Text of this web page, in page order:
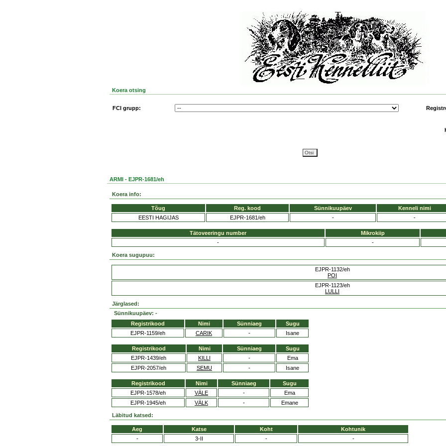
Koera otsing
FCI grupp:
ARMI - EJPR-1681/eh
Koera info:
Tõug Reg. kood Sünnikuupäev Kenneli nimi
EESTI HAGIJAS
EJPR-1681/eh - -
Tätoveeringu number Mikrokiip
-
-
Koera sugupuu:
EJPR-1132/eh
POI
EJPR-1123/eh
LULLI
Järglased:
Sünnikuupäev: -
Registrikood
Nimi Sünniaeg
Sugu
EJPR-1159/eh
CARIK - Isane
Registrikood Nimi Sünniaeg
Sugu
EJPR-1439/eh
KILLI -
Ema
EJPR-2057/eh
SEMU - Isane
Registrikood Nimi Sünniaeg
Sugu
EJPR-1578/eh
VÄLE -
Ema
EJPR-1945/eh
VÄLK - Emane
Läbitud katsed:
Aeg Katse Koht
Kohtunik
-
3-II - -